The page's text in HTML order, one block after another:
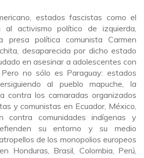
estados fascistas como el
al activismo político de izquierda,
presa política comunista Carmen
desaparecida por dicho estado
en asesinar a adolescentes con
Pero no sólo es Paraguay: estados
al pueblo mapuche, la
contra los camaradas organizados
y comunistas en Ecuador, México,
contra comunidades indígenas y
su entorno y su medio
de los monopolios europeos
Honduras, Brasil, Colombia, Perú,